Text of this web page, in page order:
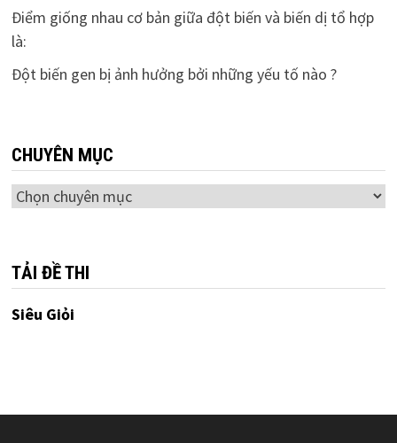
Điểm giống nhau cơ bản giữa đột biến và biến dị tổ hợp
là:
Đột biến gen bị ảnh hưởng bởi những yếu tố nào ?
CHUYÊN MỤC
Chuyên
TẢI ĐỀ THI
Siêu Giỏi